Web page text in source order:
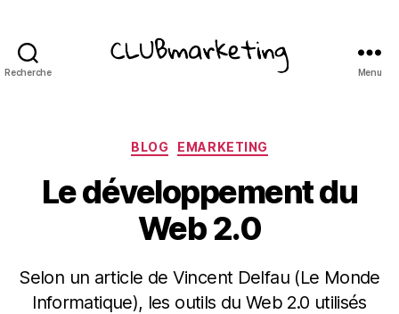
Recherche Menu
Catégories
BLOG EMARKETING
Le développement du
Web 2.0
Selon un article de Vincent Delfau (Le Monde
Informatique), les outils du Web 2.0 utilisés